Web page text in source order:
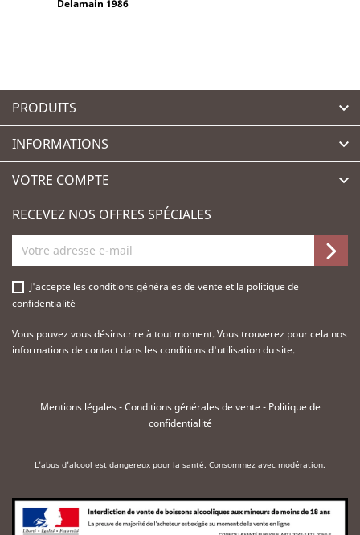
Delamain 1986
PRODUITS 
INFORMATIONS 
VOTRE COMPTE 
RECEVEZ NOS OFFRES SPÉCIALES
J'accepte lesconditions générales de vente et la politique de
confidentialité
Vous pouvez vous désinscrire à tout moment. Vous trouverez pour cela nos
informations de contact dans les conditions d'utilisation du site.
Mentions légales-Conditions générales de vente - Politique de
confidentialité
L'abus d'alcool est dangereux pour la santé. Consommez avec modération.